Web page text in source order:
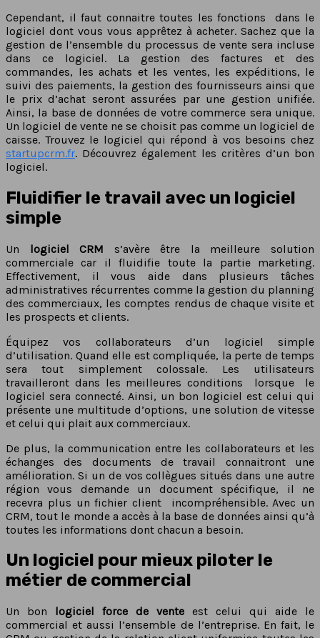
Cependant, il faut connaitre toutes les fonctions dans le
logiciel dont vous vous apprêtez à acheter. Sachez que la
gestion de l’ensemble du processus de vente sera incluse
dans ce logiciel. La gestion des factures et des
commandes, les achats et les ventes, les expéditions, le
suivi des paiements, la gestion des fournisseurs ainsi que
le prix d’achat seront assurées par une gestion unifiée.
Ainsi, la base de données de votre commerce sera unique.
Un logiciel de vente ne se choisit pas comme un logiciel de
caisse. Trouvez le logiciel qui répond à vos besoins chez
startupcrm.fr. Découvrez également les critères d’un bon
logiciel.
Fluidifier le travail avec un logiciel
simple
Un logiciel CRM s’avère être la meilleure solution
commerciale car il fluidifie toute la partie marketing.
Effectivement, il vous aide dans plusieurs tâches
administratives récurrentes comme la gestion du planning
des commerciaux, les comptes rendus de chaque visite et
les prospects et clients.
Équipez vos collaborateurs d’un logiciel simple
d’utilisation. Quand elle est compliquée, la perte de temps
sera tout simplement colossale. Les utilisateurs
travailleront dans les meilleures conditions lorsque le
logiciel sera connecté. Ainsi, un bon logiciel est celui qui
présente une multitude d’options, une solution de vitesse
et celui qui plait aux commerciaux.
De plus, la communication entre les collaborateurs et les
échanges des documents de travail connaitront une
amélioration. Si un de vos collègues situés dans une autre
région vous demande un document spécifique, il ne
recevra plus un fichier client incompréhensible. Avec un
CRM, tout le monde a accès à la base de données ainsi qu’à
toutes les informations dont chacun a besoin.
Un logiciel pour mieux piloter le
métier de commercial
Un bon logiciel force de vente est celui qui aide le
commercial et aussi l’ensemble de l’entreprise. En fait, le